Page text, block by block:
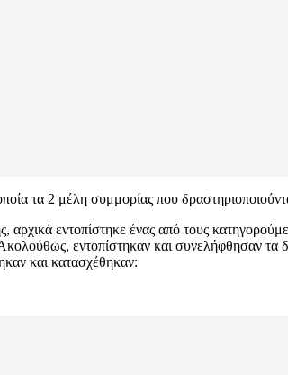
τα 2 μέλη συμμορίας που
αρχικά εντοπίστηκε ένας από τους
εντοπίστηκαν και συνελήφθησαν τα
και κατασχέθηκαν: